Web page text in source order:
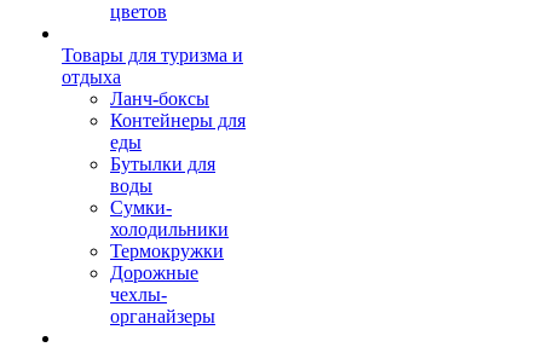
цветов
Товары для туризма и
отдыха
Ланч-боксы
Контейнеры для
еды
Бутылки для
воды
Сумки-
холодильники
Термокружки
Дорожные
чехлы-
органайзеры